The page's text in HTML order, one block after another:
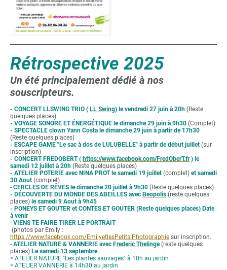
Rétrospective 2025
Un été principalement dédié à nos
souscripteurs.
- CONCERT LLSWING TRIO ( LL Swing) le vendredi 27 juin à 20h (Reste
quelques places)
- VOYAGE SONORE ET ÉNERGÉTIQUE le dimanche 29 juin à 9h30 (Complet)
- SPECTACLE clown Yann Costa le dimanche 29 juin à partir de 17h30
(Reste quelques places)
- ESCAPE GAME "Le sac à dos de LULUBELLE" à partir de début juillet (sur
inscription)
- CONCERT FREDOBERT ( https://www.facebook.com/FredOberT.fr) le
samedi 12 juillet à 20h (Reste quelques places)
- ATELIER POTERIE avec NINA PROT le samedi 19 juillet (complet) et samedi
30 Aout (complet)
- CERCLES DE RÊVES le dimanche 20 juillet à 9h30 (Reste quelques places)
- DÉCOUVERTE DU MONDE DES ABEILLES avec Beopolis (reste quelques
places) le samedi 9 Aout à 9h45
- PONEYS ET GOUTER et CONTES ET GOUTER (Reste quelques places) Date
à venir
- VIENS TE FAIRE TIRER LE PORTRAIT
(photos par Emily :
https://www.facebook.com/EmilyetlesPetits.Photographie sur inscription.
- ATELIER NATURE & VANNERIE avec Frederic Thelinge (reste quelques
places) Le samedi 13 septembre .
> ATELIER NATURE "Les plantes sauvages" à 10h au jardin
> ATELIER VANNERIE à 14h30 au jardin